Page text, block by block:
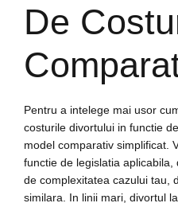
De
Pentru a intelege mai usor
costurile divortului in functie
model comparativ simplificat.
functie de legislatia
de complexitatea cazului tau,
similara. In linii mari, divortul